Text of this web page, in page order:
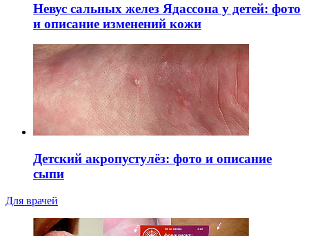
Невус сальных желез Ядассона у детей: фото
и описание изменений кожи
Детский акропустулёз: фото и описание
сыпи
Для врачей